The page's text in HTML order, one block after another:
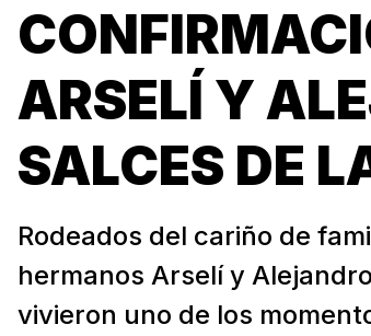
ARSELÍ Y
SALCES DE
Rodeados del cariño de
hermanos Arselí y
vivieron uno de los